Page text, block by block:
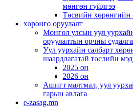
мөнгөн гүйлгээ
Төсвийн хөрөнгийн
хөрөнгө оруулалт
Монгол улсын уул
оруулалтын орчны
Уул уурхайн салбарт
шаардлагатай төслийн
2025 он
2026 он
Ашигт малтмал, уул
гарын авлага
e-zasag.mn